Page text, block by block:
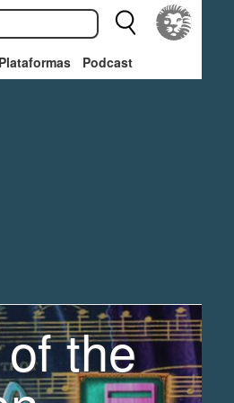
Plataformas Podcast
the